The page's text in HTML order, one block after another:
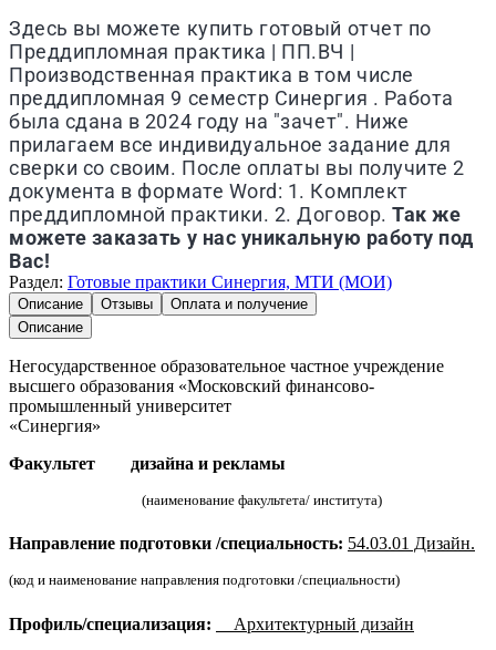
Здесь вы можете купить готовый отчет по
Преддипломная практика | ПП.ВЧ |
Производственная практика в том числе
преддипломная 9 семестр Синергия . Работа
была сдана в 2024 году на "зачет". Ниже
прилагаем все индивидуальное задание для
сверки со своим. После оплаты вы получите 2
документа в формате Word: 1. Комплект
преддипломной практики. 2. Договор.Так же
можете заказать у нас уникальную работу под
Вас!
Раздел: Готовые практики Синергия, МТИ (МОИ)
Описание Отзывы
Оплата и получение
Описание
Негосударственное образовательное частное учреждение
высшего образования «Московский финансово-
промышленный университет
«Синергия»
Факультет дизайна и рекламы
(наименование факультета/ института)
Направление подготовки /специальность: 54.03.01 Дизайн.
(код и наименование направления подготовки /специальности)
Профиль/специализация: Архитектурный дизайн